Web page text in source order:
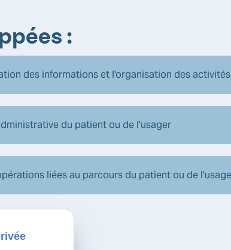
:
des informations et l'organisation des activités
du patient ou de l'usager
liées au parcours du patient ou de